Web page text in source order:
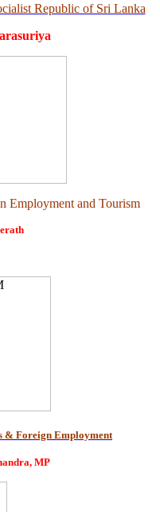
Republic of Sri Lanka
Employment and Tourism
& Foreign Employment
MP